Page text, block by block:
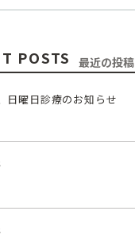
POSTS 最近の投稿
日曜日診療のお知らせ